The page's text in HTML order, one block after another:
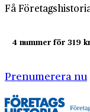
Få
4 nummer för 319
Prenumerera nu